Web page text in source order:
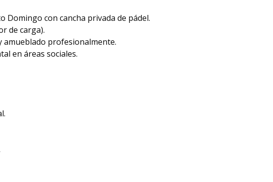
Domingo con cancha privada de pádel.
de carga).
amueblado profesionalmente.
en áreas sociales.